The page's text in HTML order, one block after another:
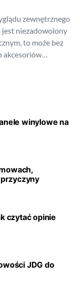
zewnętrznego
jest niezadowolony
to może bez
akcesoriów…
winylowe na
przyczyny
czytać opinie
JDG do